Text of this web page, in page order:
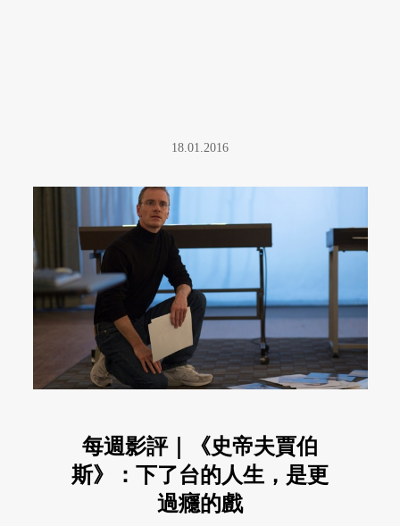
18.01.2016
每週影評｜《史帝夫賈伯
斯》：下了台的人生，是更
過癮的戲